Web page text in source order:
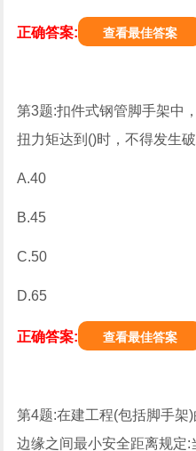
正确答案: 查看最佳答案
第3题:扣件式钢管脚手架中
扭力矩达到()时，不得发生破
A.40
B.45
C.50
D.65
正确答案: 查看最佳答案
第4题:在建工程(包括脚手架
边缘之间最小安全距离规定